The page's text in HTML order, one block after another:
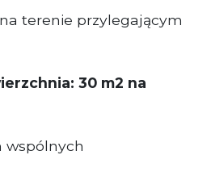
terenie przylegającym
30 m2 na
wspólnych